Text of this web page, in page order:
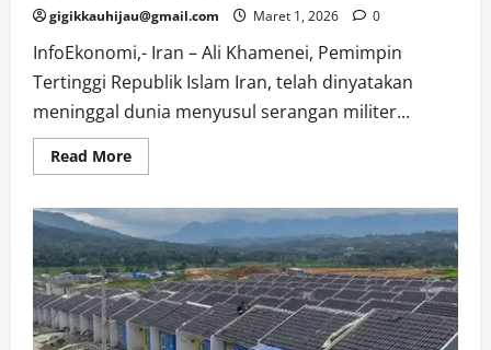
gigikkauhijau@gmail.com Maret 1, 2026 0
InfoEkonomi,- Iran – Ali Khamenei, Pemimpin
Tertinggi Republik Islam Iran, telah dinyatakan
meninggal dunia menyusul serangan militer...
Read MoreRead
more
Iran
Ali
Khamenei
Dinyatakan
Wafat
dalam
Serangan
AS-
Israel